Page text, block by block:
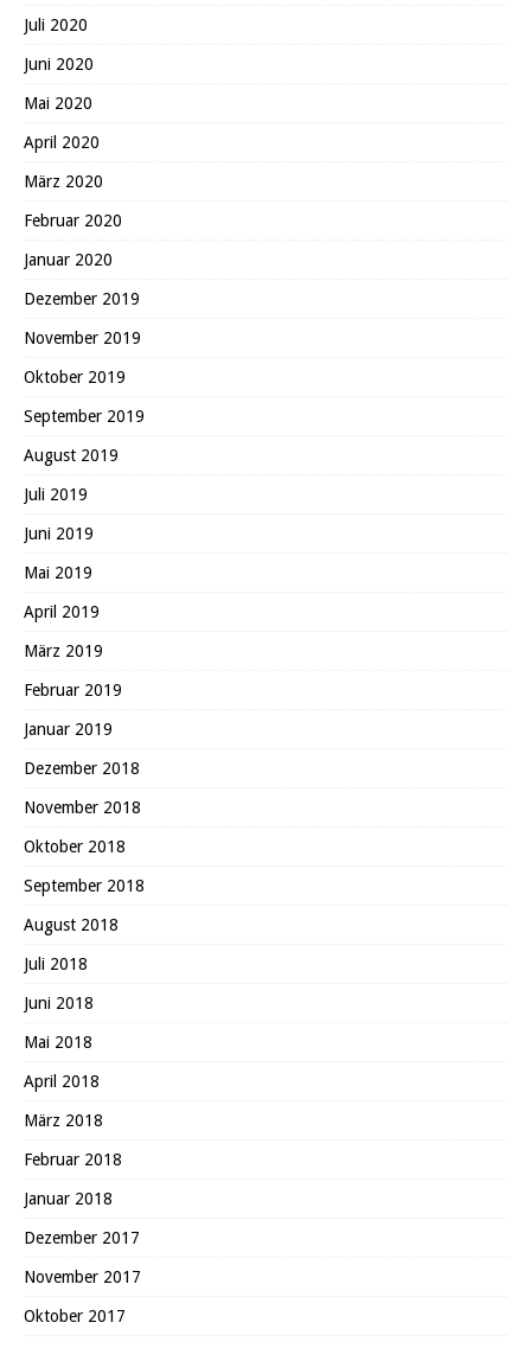
Juli 2020
Juni 2020
Mai 2020
April 2020
März 2020
Februar 2020
Januar 2020
Dezember 2019
November 2019
Oktober 2019
September 2019
August 2019
Juli 2019
Juni 2019
Mai 2019
April 2019
März 2019
Februar 2019
Januar 2019
Dezember 2018
November 2018
Oktober 2018
September 2018
August 2018
Juli 2018
Juni 2018
Mai 2018
April 2018
März 2018
Februar 2018
Januar 2018
Dezember 2017
November 2017
Oktober 2017